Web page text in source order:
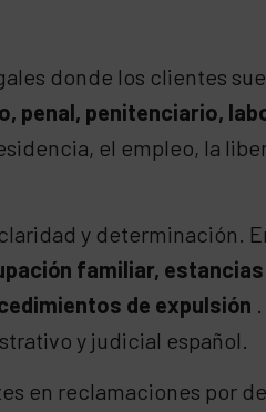
donde los clientes
penal, penitenciario,
el empleo, la
y determinación.
familiar,
de expulsión
y judicial español.
en reclamaciones por